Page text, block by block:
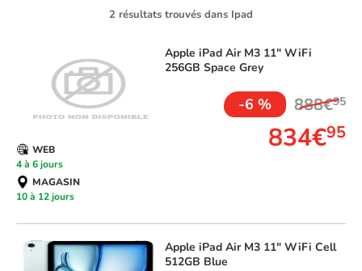
2 résultats trouvés dans Ipad
Apple iPad Air M3 11" WiFi
256GB Space Grey
-6 % 888€95
834€95
WEB
4 à 6 jours
MAGASIN
10 à 12 jours
Apple iPad Air M3 11" WiFi Cell
512GB Blue